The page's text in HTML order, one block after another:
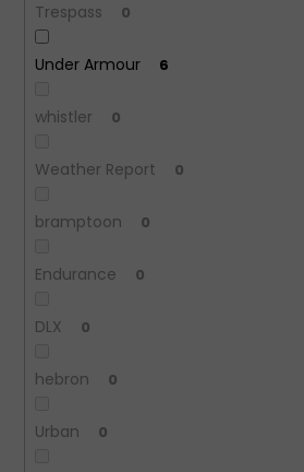
Trespass 0
Under Armour 6
whistler 0
Weather Report 0
bramptoon 0
Endurance 0
DLX 0
hebron 0
Urban 0